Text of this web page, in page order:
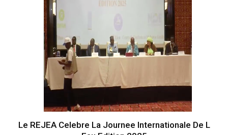
Le REJEA Celebre La Journee Internationale De L